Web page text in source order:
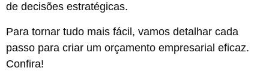
de decisões estratégicas.
Para tornar tudo mais fácil, vamos detalhar cada
passo para criar um orçamento empresarial eficaz.
Confira!